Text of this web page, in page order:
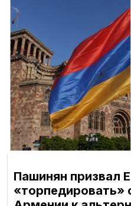
Пашинян призвал
«торпедировать»